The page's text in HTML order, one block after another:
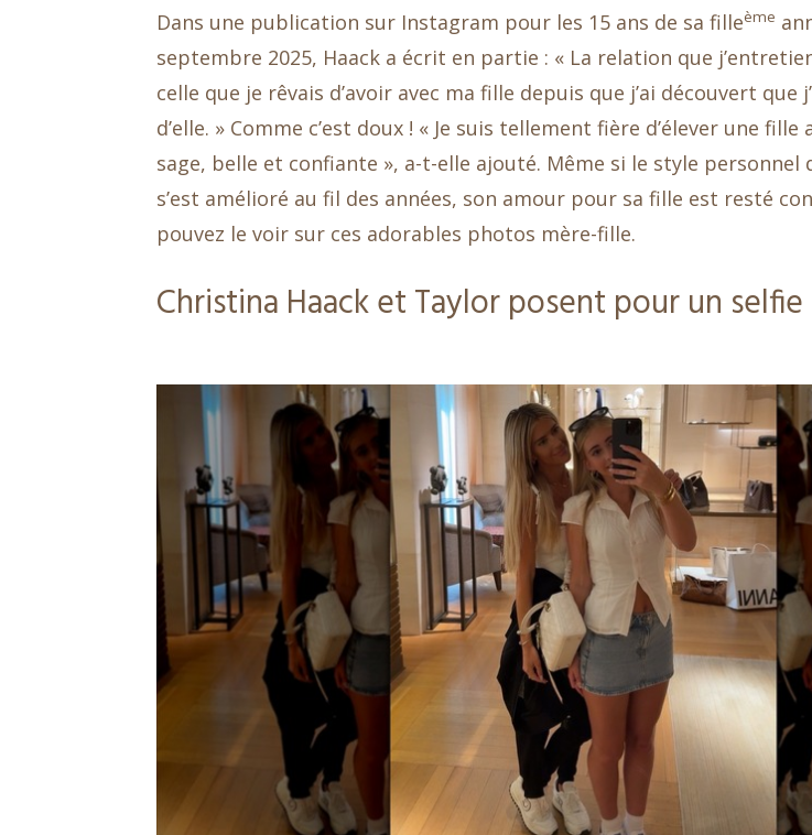
Dans une publication sur Instagram pour les 15 ans de sa filleème
septembre 2025, Haack a écrit en partie : « La relation que
celle que je rêvais d’avoir avec ma fille depuis que j’ai découvert que
d’elle. » Comme c’est doux ! « Je suis tellement fière d’élever une
sage, belle et confiante », a-t-elle ajouté. Même si le style personnel
s’est amélioré au fil des années, son amour pour sa fille est resté
pouvez le voir sur ces adorables photos mère-fille.
Christina Haack et Taylor posent pour un